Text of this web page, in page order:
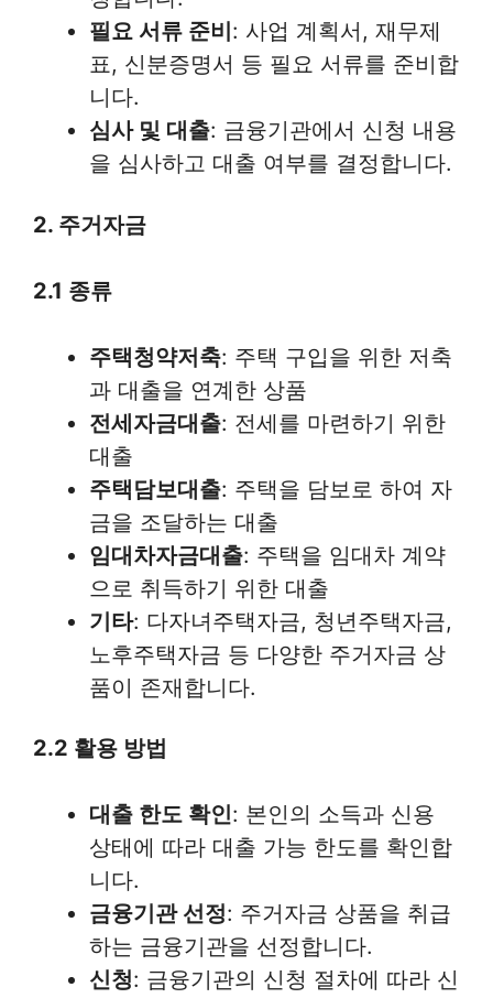
필요 서류 준비: 사업 계획서, 재무제
표, 신분증명서 등 필요 서류를 준비합
니다.
심사 및 대출: 금융기관에서 신청 내용
을 심사하고 대출 여부를 결정합니다.
2. 주거자금
2.1 종류
주택청약저축: 주택 구입을 위한 저축
과 대출을 연계한 상품
전세자금대출: 전세를 마련하기 위한
대출
주택담보대출: 주택을 담보로 하여 자
금을 조달하는 대출
임대차자금대출: 주택을 임대차 계약
으로 취득하기 위한 대출
기타: 다자녀주택자금, 청년주택자금,
노후주택자금 등 다양한 주거자금 상
품이 존재합니다.
2.2 활용 방법
대출 한도 확인: 본인의 소득과 신용
상태에 따라 대출 가능 한도를 확인합
니다.
금융기관 선정: 주거자금 상품을 취급
하는 금융기관을 선정합니다.
신청: 금융기관의 신청 절차에 따라 신